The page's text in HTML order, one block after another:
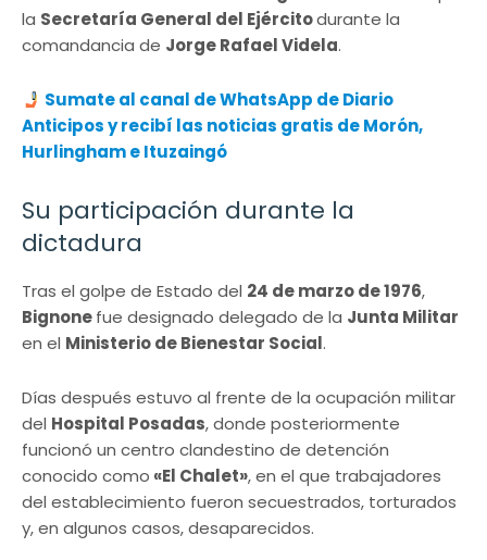
la Secretaría General del Ejércitodurante la
comandancia de Jorge Rafael Videla.
Sumate al canal de WhatsApp de Diario
Anticipos y recibí las noticias gratis de Morón,
Hurlingham e Ituzaingó
Su participación durante la
dictadura
Tras el golpe de Estado del 24 de marzo de 1976,
Bignonefue designado delegado de la Junta Militar
en el Ministerio de Bienestar Social.
Días después estuvo al frente de la ocupación militar
del Hospital Posadas, donde posteriormente
funcionó un centro clandestino de detención
conocido como «El Chalet», en el que trabajadores
del establecimiento fueron secuestrados, torturados
y, en algunos casos, desaparecidos.